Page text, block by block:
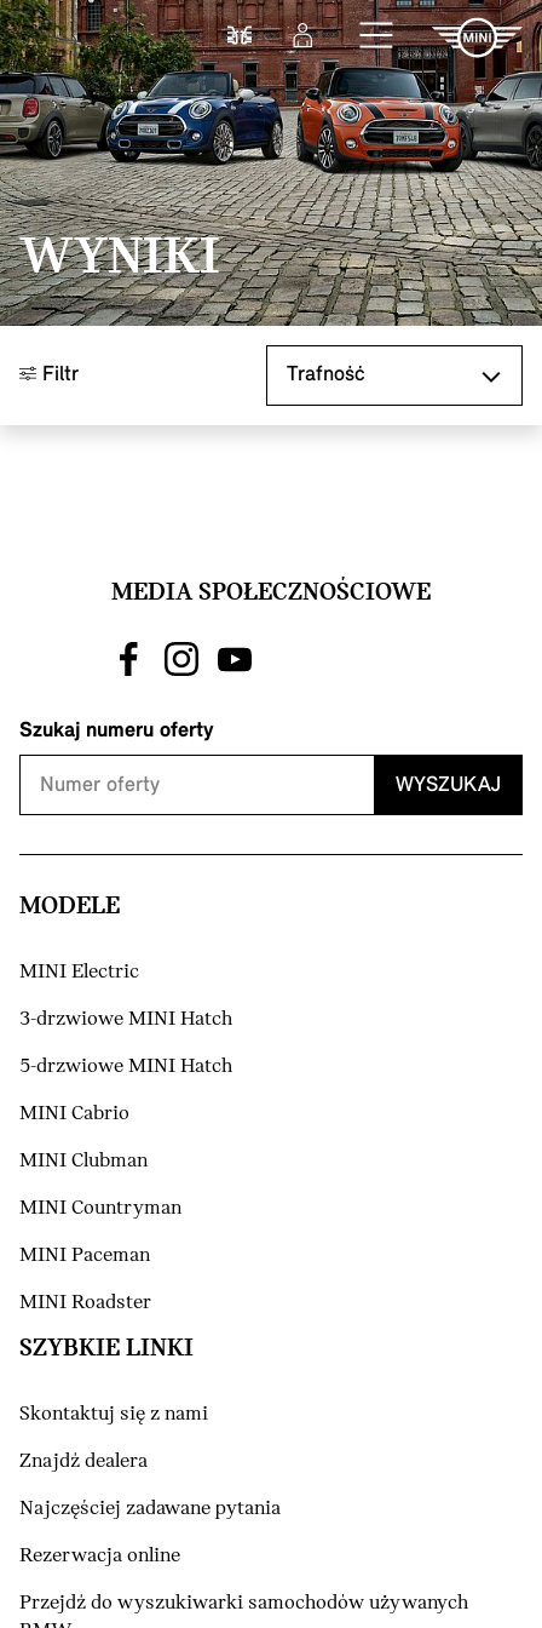
Przejdź do głównej treści
PorównajZaloguj się
WYNIKI
Filtr
MEDIA SPOŁECZNOŚCIOWE
Szukaj numeru oferty
WYSZUKAJ
MODELE
MINI Electric
3-drzwiowe MINI Hatch
5-drzwiowe MINI Hatch
MINI Cabrio
MINI Clubman
MINI Countryman
MINI Paceman
MINI Roadster
SZYBKIE LINKI
Skontaktuj się z nami
Znajdź dealera
Najczęściej zadawane pytania
Rezerwacja online
Przejdź do wyszukiwarki samochodów używanych